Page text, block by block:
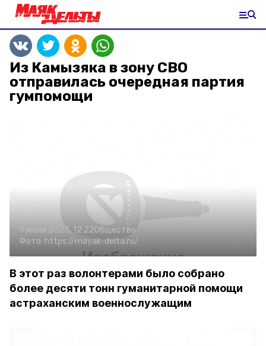
Из Камызяка в зону СВО
отправилась очередная партия
гумпомощи
9 июня 2023, 12:22Общество
Фото: https://mayak-delta.ru/
В этот раз волонтерами было собрано
более десяти тонн гуманитарной помощи
астраханским военнослужащим